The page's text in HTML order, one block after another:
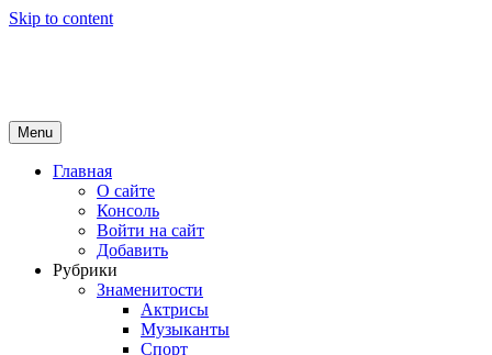
Skip to content
Menu
Главная
О сайте
Консоль
Войти на сайт
Добавить
Рубрики
Знаменитости
Актрисы
Музыканты
Спорт